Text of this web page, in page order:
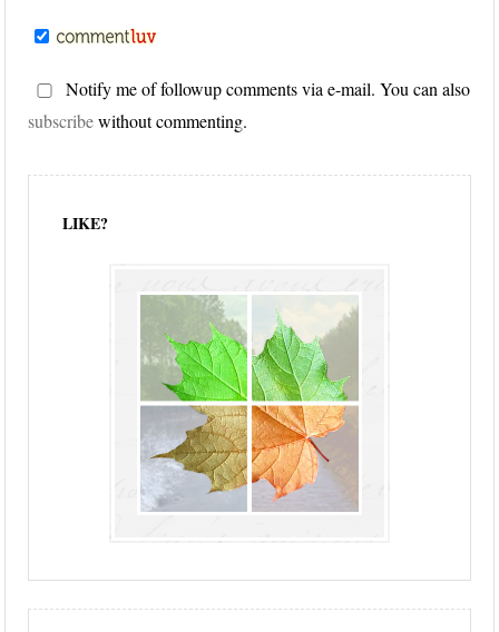
Notify me of followup comments via e-mail. You can also
subscribewithout commenting.
LIKE?